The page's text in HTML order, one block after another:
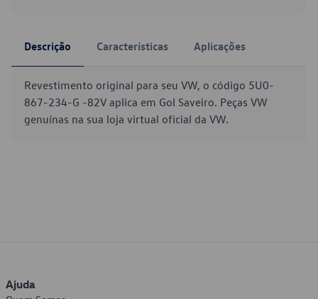
Descrição Características Aplicações
Revestimento original para seu VW, o código 5U0-
867-234-G -82V aplica em Gol Saveiro. Peças VW
genuínas na sua loja virtual oficial da VW.
Ajuda